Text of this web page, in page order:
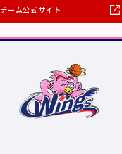
チーム公式サイト